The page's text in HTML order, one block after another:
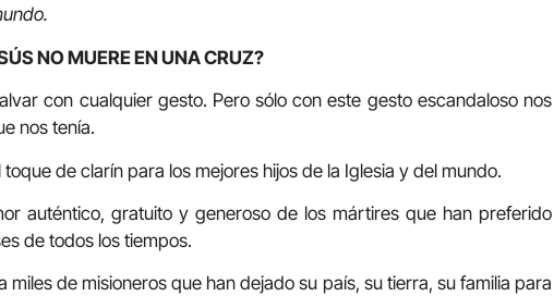
NO MUERE EN UNA CRUZ?
con cualquier gesto. Pero sólo con este gesto escandaloso nos
nos tenía.
de clarín para los mejores hijos de la Iglesia y del mundo.
auténtico, gratuito y generoso de los mártires que han preferido
de todos los tiempos.
de misioneros que han dejado su país, su tierra, su familia para